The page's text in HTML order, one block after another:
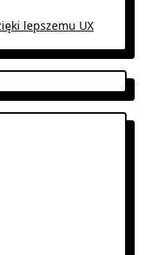
lepszemu UX